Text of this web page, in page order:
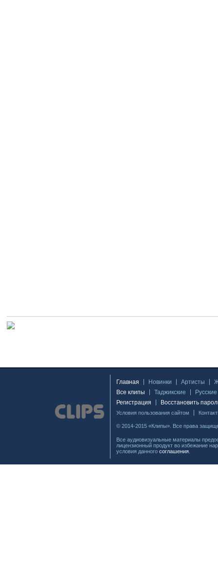
Главная Новинки Артисты
Все клипы
Таджикские
Русские
Регистрация
Восстановить
Условия пользования сайтом
© 2014-2015 «Клипы». Все права
Все аудиовизуальные материалы
лицензионный продукт во избежание
условия данного соглашения